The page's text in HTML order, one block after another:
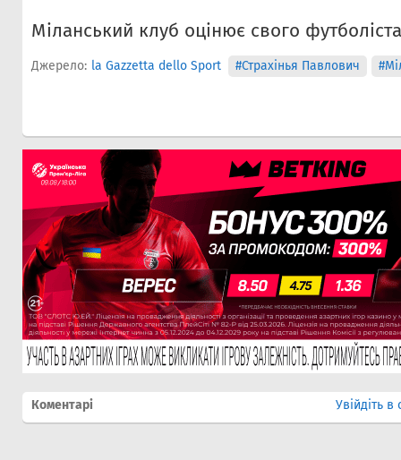
Міланський клуб оцінює свого
Джерело: la Gazzetta dello Sport #Страхінья Павлович
Коментарі Увійдіть в